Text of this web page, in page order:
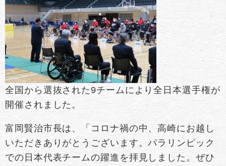
全国から選抜された9チームにより全日本選手権が
開催されました。
富岡賢治市長は、「コロナ禍の中、高崎にお越し
いただきありがとうございます。パラリンピック
での日本代表チームの躍進を拝見しました。ぜひ